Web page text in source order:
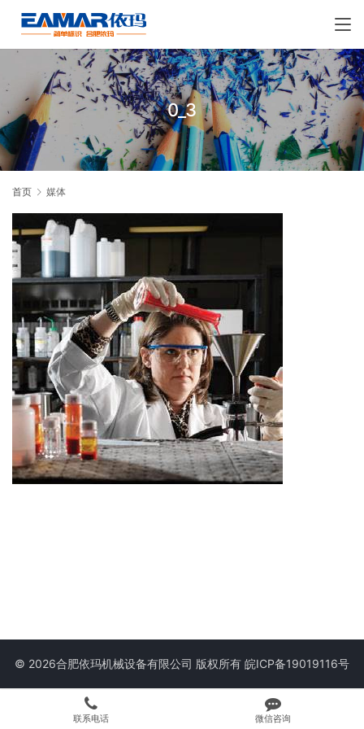
0_3
首页 媒体
© 2026合肥依玛机械设备有限公司 版权所有 皖ICP备19019116号
联系电话 微信咨询